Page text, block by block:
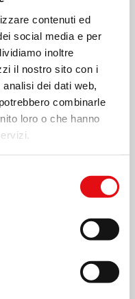
contenuti ed
social media e per
inoltre
il nostro sito con i
dei dati web,
combinarle
loro o che hanno